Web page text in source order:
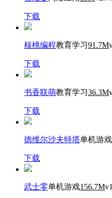
下载
核桃编程教育学习91.7M
下载
书香联萌教育学习36.3M
下载
德维尔沙夫特塔单机游戏
下载
武士零单机游戏156.7M